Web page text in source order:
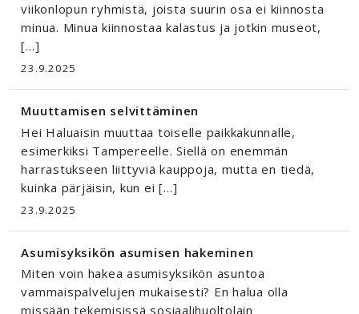
viikonlopun ryhmistä, joista suurin osa ei kiinnosta
minua. Minua kiinnostaa kalastus ja jotkin museot,
[…]
23.9.2025
Muuttamisen selvittäminen
Hei Haluaisin muuttaa toiselle paikkakunnalle,
esimerkiksi Tampereelle. Siellä on enemmän
harrastukseen liittyviä kauppoja, mutta en tiedä,
kuinka pärjäisin, kun ei […]
23.9.2025
Asumisyksikön asumisen hakeminen
Miten voin hakea asumisyksikön asuntoa
vammaispalvelujen mukaisesti? En halua olla
missään tekemisissä sosiaalihuoltolain